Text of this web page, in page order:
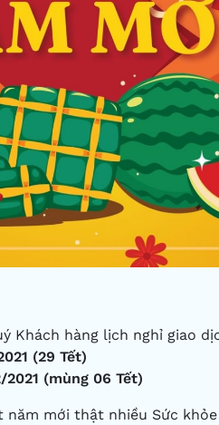
Khách hàng lịch nghỉ giao
(29 Tết)
2021 (mùng 06 Tết)
mới thật nhiều Sức